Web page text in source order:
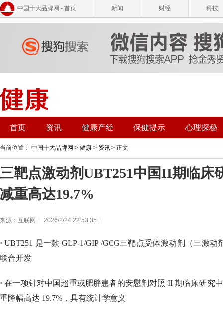
中国十大品牌网 - 首页 新闻 财经 科技
首页 资讯 健康产经 保健提示 心理探秘
当前位置： 中国十大品牌网 > 健康 > 资讯 > 正文
三靶点激动剂UBT251中国II期临床
减重高达19.7%
来源：互联网 2026/2/24 22:53:35
·UBT251 是一款 GLP-1/GIP /GCG三靶点受体激动剂（三激
联合开发
·在一项针对中国超重或肥胖患者的安慰剂对照 II 期临床研究
重降幅高达 19.7%，具有统计学意义